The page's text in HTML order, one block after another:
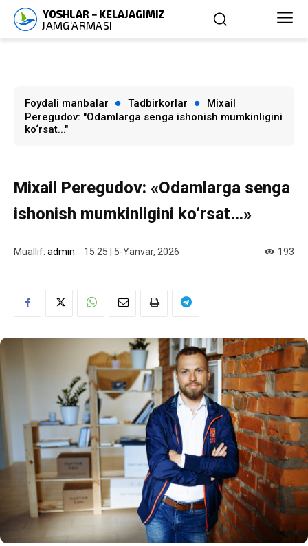
Foydali manbalar Tadbirkorlar
Mixail
Peregudov: "Odamlarga senga ishonish mumkinligini
ko‘rsat..."
Mixail Peregudov: «Odamlarga senga
ishonish mumkinligini ko‘rsat…»
Muallif: admin 15:25 | 5-Yanvar, 2026 193